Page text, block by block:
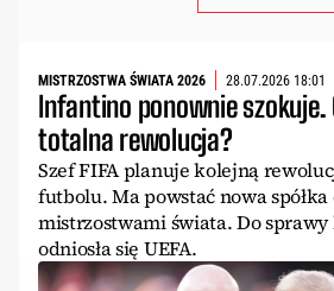
MISTRZOSTWA ŚWIATA 2026 28.07.2026 18:01
Infantino ponownie szokuje.
totalna rewolucja?
Szef FIFA planuje kolejną
futbolu. Ma powstać nowa
mistrzostwami świata. Do
odniosła się UEFA.